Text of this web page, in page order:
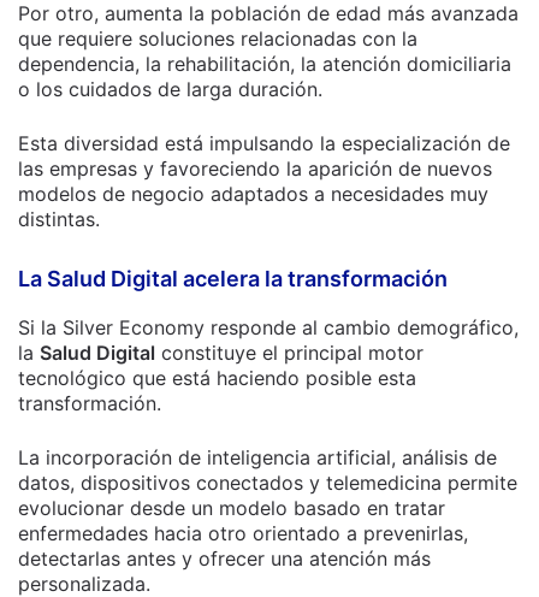
Por otro, aumenta la población de edad más avanzada
que requiere soluciones relacionadas con la
dependencia, la rehabilitación, la atención domiciliaria
o los cuidados de larga duración.
Esta diversidad está impulsando la especialización de
las empresas y favoreciendo la aparición de nuevos
modelos de negocio adaptados a necesidades muy
distintas.
La Salud Digital acelera la transformación
Si la Silver Economy responde al cambio demográfico,
la Salud Digital constituye el principal motor
tecnológico que está haciendo posible esta
transformación.
La incorporación de inteligencia artificial, análisis de
datos, dispositivos conectados y telemedicina permite
evolucionar desde un modelo basado en tratar
enfermedades hacia otro orientado a prevenirlas,
detectarlas antes y ofrecer una atención más
personalizada.